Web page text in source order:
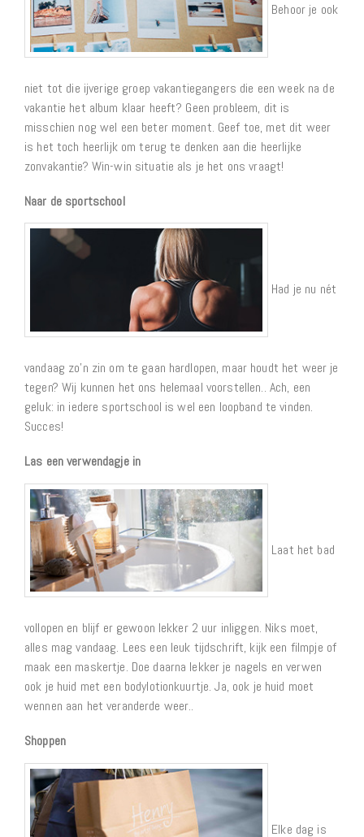
Behoor je ook
niet tot die ijverige groep vakantiegangers die een week na de
vakantie het album klaar heeft? Geen probleem, dit is
misschien nog wel een beter moment. Geef toe, met dit weer
is het toch heerlijk om terug te denken aan die heerlijke
zonvakantie? Win-win situatie als je het ons vraagt!
Naar de sportschool
Had je nu nét
vandaag zo’n zin om te gaan hardlopen, maar houdt het weer je
tegen? Wij kunnen het ons helemaal voorstellen.. Ach, een
geluk: in iedere sportschool is wel een loopband te vinden.
Succes!
Las een verwendagje in
Laat het bad
vollopen en blijf er gewoon lekker 2 uur inliggen. Niks moet,
alles mag vandaag. Lees een leuk tijdschrift, kijk een filmpje of
maak een maskertje. Doe daarna lekker je nagels en verwen
ook je huid met een bodylotionkuurtje. Ja, ook je huid moet
wennen aan het veranderde weer..
Shoppen
Elke dag is